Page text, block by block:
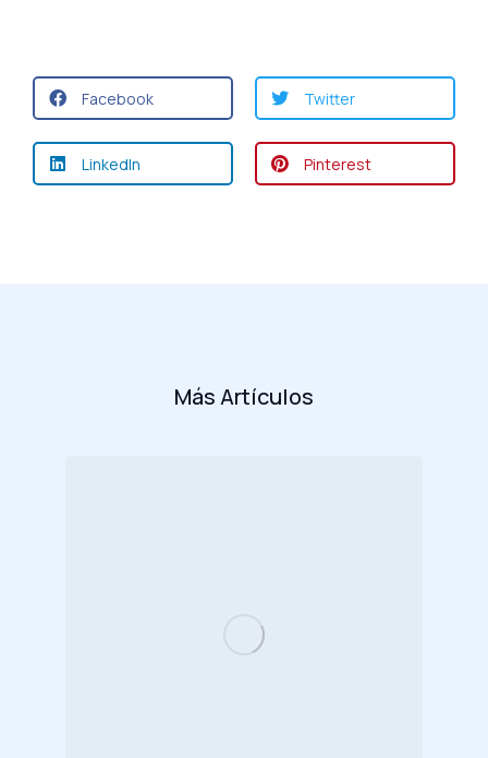
Facebook Twitter
LinkedIn Pinterest
Más Artículos